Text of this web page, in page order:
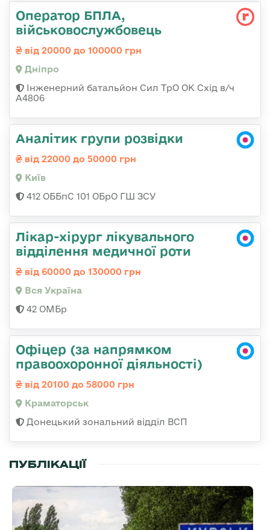
Оператор БПЛА,
військовослужбовець
від 20000 до 100000 грн
Дніпро
Інженерний батальйон Сил ТрО ОК Схід в/ч
А4806
Аналітик групи розвідки
від 22000 до 50000 грн
Київ
412 ОББпС 101 ОБрО ГШ ЗСУ
Лікар-хірург лікувального
відділення медичної роти
від 60000 до 130000 грн
Вся Україна
42 ОМБр
Офіцер (за напрямком
правоохоронної діяльності)
від 20100 до 58000 грн
Краматорськ
Донецький зональний відділ ВСП
ПУБЛІКАЦІЇ